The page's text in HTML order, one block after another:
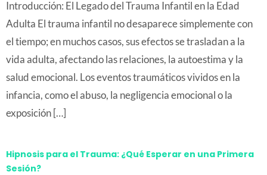
Introducción: El Legado del Trauma Infantil en la Edad
Adulta El trauma infantil no desaparece simplemente con
el tiempo; en muchos casos, sus efectos se trasladan a la
vida adulta, afectando las relaciones, la autoestima y la
salud emocional. Los eventos traumáticos vividos en la
infancia, como el abuso, la negligencia emocional o la
exposición […]
Hipnosis para el Trauma: ¿Qué Esperar en una Primera
Sesión?